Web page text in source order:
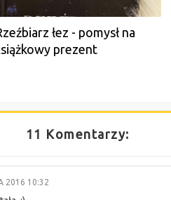
łez - pomysł na
prezent
11 Komentarzy:
2016 10:32